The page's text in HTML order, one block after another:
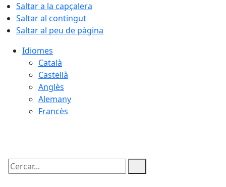
Saltar a la capçalera
Saltar al contingut
Saltar al peu de pàgina
Idiomes
Català
Castellà
Anglès
Alemany
Francès
Cercar: